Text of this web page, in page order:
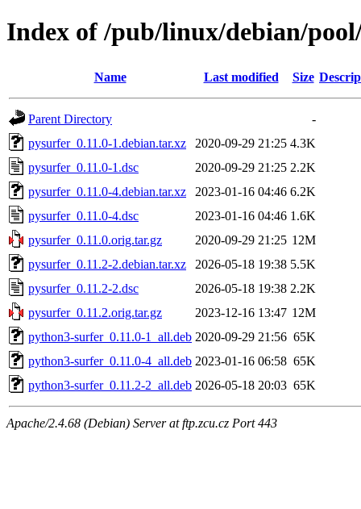
Index of /pub/linux/debian/
Name Last modified Size
Parent Directory
-
pysurfer_0.11.0-1.debian.tar.xz
2020-09-29 21:25 4.3K
pysurfer_0.11.0-1.dsc
2020-09-29 21:25 2.2K
pysurfer_0.11.0-4.debian.tar.xz
2023-01-16 04:46 6.2K
pysurfer_0.11.0-4.dsc
2023-01-16 04:46 1.6K
pysurfer_0.11.0.orig.tar.gz
2020-09-29 21:25 12M
pysurfer_0.11.2-2.debian.tar.xz
2026-05-18 19:38 5.5K
pysurfer_0.11.2-2.dsc
2026-05-18 19:38 2.2K
pysurfer_0.11.2.orig.tar.gz
2023-12-16 13:47 12M
python3-surfer_0.11.0-1_all.deb 2020-09-29 21:56 65K
python3-surfer_0.11.0-4_all.deb 2023-01-16 06:58 65K
python3-surfer_0.11.2-2_all.deb 2026-05-18 20:03 65K
Apache/2.4.68 (Debian) Server at ftp.zcu.cz Port 443